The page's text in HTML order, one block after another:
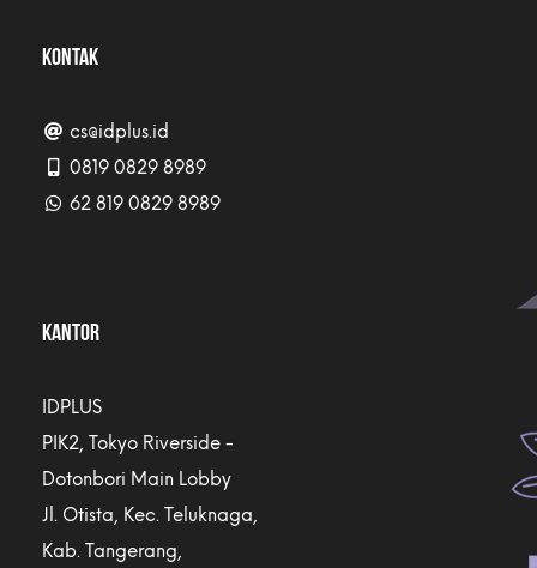
KONTAK
cs@idplus.id
0819 0829 8989
62 819 0829 8989
KANTOR
IDPLUS
PIK2, Tokyo Riverside -
Dotonbori Main Lobby
Jl. Otista, Kec. Teluknaga,
Kab. Tangerang,